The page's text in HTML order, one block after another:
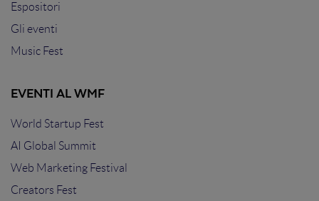
Espositori
Gli eventi
Music Fest
EVENTI AL WMF
World Startup Fest
AI Global Summit
Web Marketing Festival
Creators Fest